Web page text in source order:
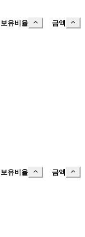
보유비율 금액
보유비율 금액